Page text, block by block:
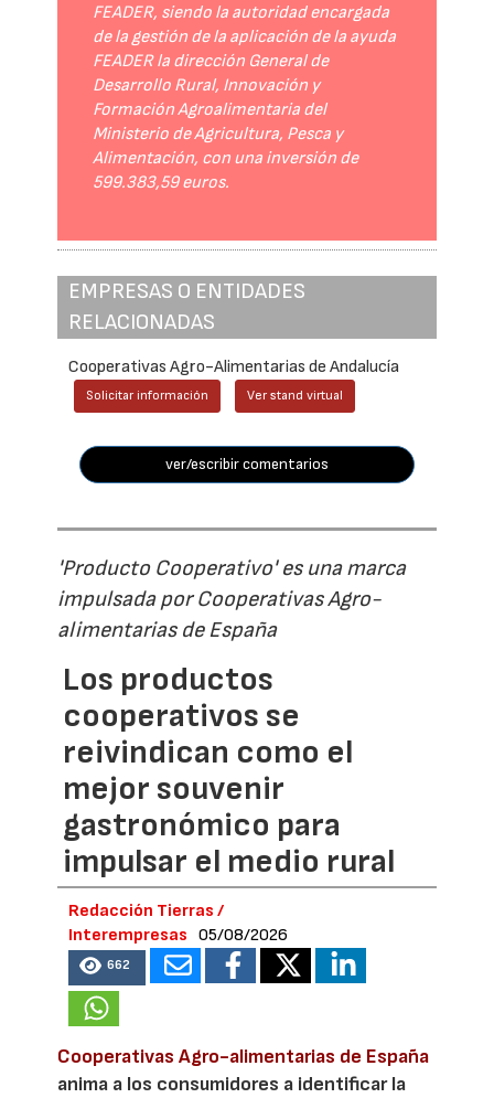
FEADER, siendo la autoridad encargada
de la gestión de la aplicación de la ayuda
FEADER la dirección General de
Desarrollo Rural, Innovación y
Formación Agroalimentaria del
Ministerio de Agricultura, Pesca y
Alimentación, con una inversión de
599.383,59 euros.
EMPRESAS O ENTIDADES
RELACIONADAS
Cooperativas Agro-Alimentarias de Andalucía
Solicitar información Ver stand virtual
ver/escribir comentarios
'Producto Cooperativo' es una marca
impulsada por Cooperativas Agro-
alimentarias de España
Los productos
cooperativos se
reivindican como el
mejor souvenir
gastronómico para
impulsar el medio rural
Redacción Tierras /
Interempresas
05/08/2026
662
Cooperativas Agro-alimentarias de España
anima a los consumidores a identificar la